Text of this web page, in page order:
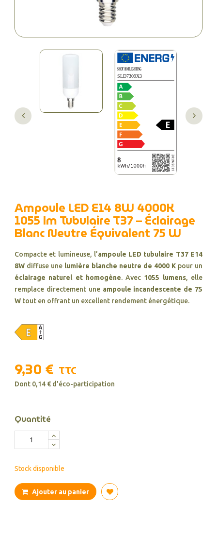
Ampoule LED E14 8W 4000K
1055 lm Tubulaire T37 – Éclairage
Blanc Neutre Équivalent 75 W
Compacte et lumineuse, l’ampoule LED tubulaire T37 E14
8W diffuse une lumière blanche neutre de 4000 K pour un
éclairage naturel et homogène. Avec 1055 lumens, elle
remplace directement une ampoule incandescente de 75
W tout en offrant un excellent rendement énergétique.
9,30 € TTC
Dont 0,14 € d'éco-participation
Quantité
Stock disponible
Ajouter au panier